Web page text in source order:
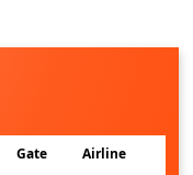
Gate Airline